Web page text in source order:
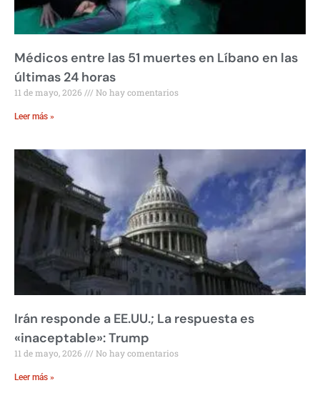
Médicos entre las 51 muertes en Líbano en las
últimas 24 horas
11 de mayo, 2026 No hay comentarios
Leer más »
Irán responde a EE.UU.; La respuesta es
«inaceptable»: Trump
11 de mayo, 2026 No hay comentarios
Leer más »